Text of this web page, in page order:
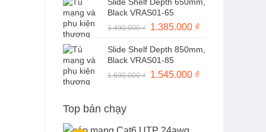
là:
1.490.000 ₫.
tại
Black VRAS01-65
1.490.000₫
Giá
là:
1.490.000 ₫.
1.385.000 ₫
tại
Slide Shelf Depth 850mm,
Black VRAS01-85
1.690.000₫
Giá
1.545.000 ₫
Top bán chạy